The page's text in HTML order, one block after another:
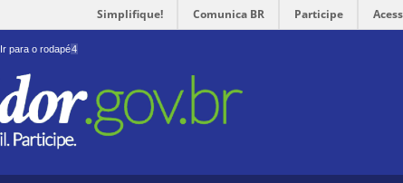
Simplifique! Comunica BR Participe
Ir para o rodapé4